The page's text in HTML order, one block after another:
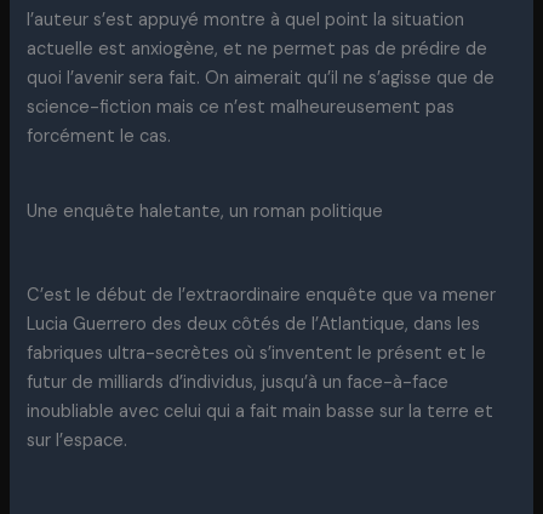
l’auteur s’est appuyé montre à quel point la situation
actuelle est anxiogène, et ne permet pas de prédire de
quoi l’avenir sera fait. On aimerait qu’il ne s’agisse que de
science-fiction mais ce n’est malheureusement pas
forcément le cas.
Une enquête haletante, un roman politique
C’est le début de l’extraordinaire enquête que va mener
Lucia Guerrero des deux côtés de l’Atlantique, dans les
fabriques ultra-secrètes où s’inventent le présent et le
futur de milliards d’individus, jusqu’à un face-à-face
inoubliable avec celui qui a fait main basse sur la terre et
sur l’espace.